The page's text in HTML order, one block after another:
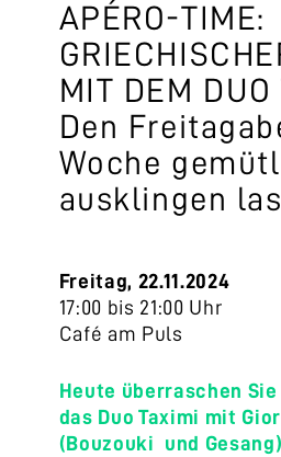
APÉRO-TIME:
MIT DEM DUO
Den
Woche
ausklingen
Freitag, 22.11.2024
17:00 bis 21:00 Uhr
Café am Puls
Heute überraschen Sie
das Duo Taximi mit
(Bouzouki und